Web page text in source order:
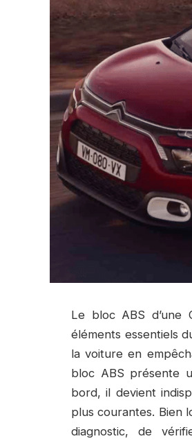
Le bloc ABS d’une
éléments essentiels
la voiture en
bloc ABS présente
bord, il devient
plus courantes. Bien
diagnostic, de